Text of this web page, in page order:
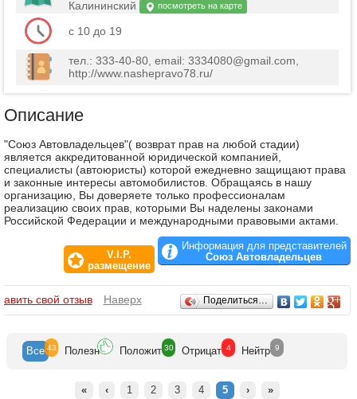
Калининский
посмотреть на карте
c 10 до 19
тел.: 333-40-80, email: 3334080@gmail.com,
http://www.nashepravo78.ru/
Описание
"Союз Автовладельцев"( возврат прав на любой стадии)
является аккредитованной юридической компанией,
специалисты (автоюристы) которой ежедневно защищают права
и законные интересы автомобилистов. Обращаясь в нашу
организацию, Вы доверяете только профессионалам
реализацию своих прав, которыми Вы наделены законами
Российской Федерации и международными правовыми актами.
V.I.P.
размещение
Информация для представителей
Союз Автовладельцев
Отзывы
свой отзыв Наверх Поделиться…
Все 43 Полезн Положит 30 Отрицат 4 Нейтр 9
« ‹ 1 2 3 4 5 › »